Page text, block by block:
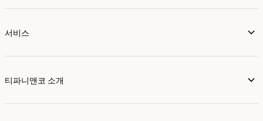
서비스
티파니앤코 소개